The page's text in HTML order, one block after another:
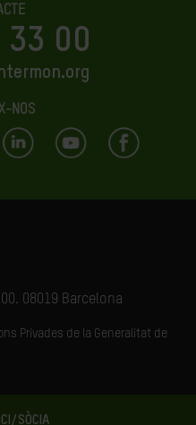
SÒCIA
33 00
NOS
08019 Barcelona
Privades de la Generalitat de